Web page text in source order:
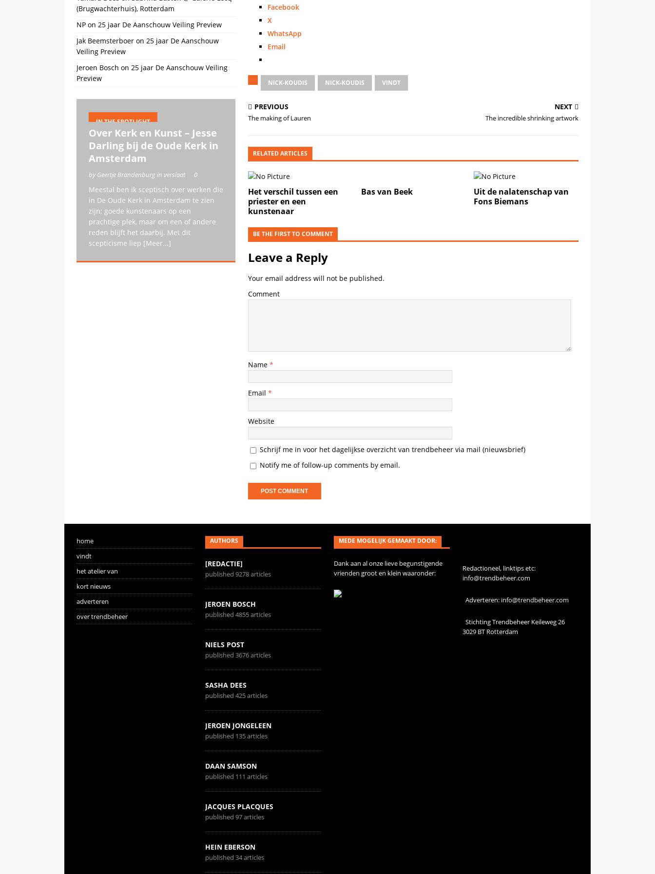
Facebook
X
WhatsApp
Email
NICK-KOUDIS NICK-KOUDIS VINDT
PREVIOUS
The making of Lauren
NEXT
The incredible shrinking artwork
RELATED ARTICLES
Het verschil tussen een
priester en een
kunstenaar
Bas van Beek
Uit de nalatenschap van
Fons Biemans
BE THE FIRST TO COMMENT
Leave a Reply
Your email address will not be published.
Comment
Name *
Email *
Website
Schrijf me in voor het dagelijkse overzicht van trendbeheer via mail (nieuwsbrief)
Notify me of follow-up comments by email.
(Brugwachterhuis), Rotterdam
NP on 25 jaar De Aanschouw Veiling Preview
Jak Beemsterboer on 25 jaar De Aanschouw
Veiling Preview
Jeroen Bosch on 25 jaar De Aanschouw Veiling
Preview
IN THE SPOTLIGHT
Over Kerk en Kunst – Jesse
Darling bij de Oude Kerk in
Amsterdam
by Geertje Brandenburg in verslaat 0
Meestal ben ik sceptisch over werken die
in De Oude Kerk in Amsterdam te zien
zijn; goede kunstenaars op een
prachtige plek, maar om een of andere
reden blijft het daarbij. Met dit
scepticisme liep [Meer...]
home
vindt
het atelier van
kort nieuws
adverteren
over trendbeheer
AUTHORS
[REDACTIE]
published 9278 articles
JEROEN BOSCH
published 4855 articles
NIELS POST
published 3676 articles
SASHA DEES
published 425 articles
JEROEN JONGELEEN
published 135 articles
DAAN SAMSON
published 111 articles
JACQUES PLACQUES
published 97 articles
HEIN EBERSON
published 34 articles
MEDE MOGELIJK GEMAAKT DOOR:
Dank aan al onze lieve begunstigende
vrienden groot en klein waaronder:
Redactioneel, linktips etc:
info@trendbeheer.com
Adverteren: info@trendbeheer.com
Stichting Trendbeheer Keileweg 26
3029 BT Rotterdam